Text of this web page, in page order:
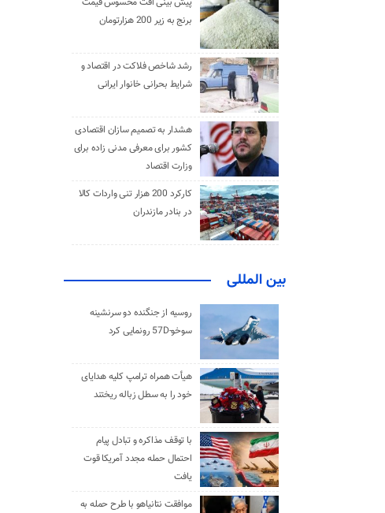
برنج به زیر 200 هزارتومان
رشد شاخص فلاکت در اقتصاد و
شرایط بحرانی خانوار ایرانی
هشدار به تصمیم سازان اقتصادی
کشور برای معرفی مدنی زاده برای
وزارت اقتصاد
کارکرد 200 هزار تنی واردات کالا
در بنادر مازندران
بین المللی
روسیه از جنگنده دو سرنشینه
سوخو-57D رونمایی کرد
هیأت همراه ترامپ کلیه هدایای
خود را به سطل زباله ریختند
با توقف مذاکره و تبادل پیام
احتمال حمله مجدد آمریکا قوت
یافت
موافقت نتانیاهو با طرح حمله به